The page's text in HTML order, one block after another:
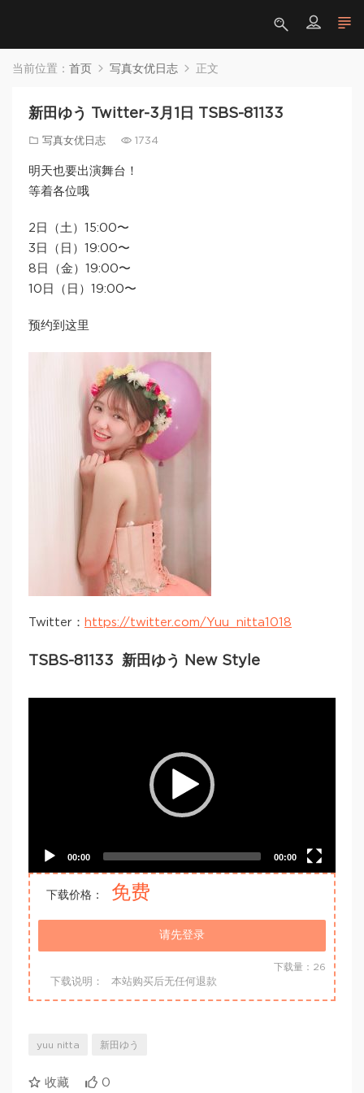
当前位置： 首页 写真女优日志 正文
新田ゆう Twitter-3月1日 TSBS-81133
写真女优日志 1734
明天也要出演舞台！
等着各位哦
2日（土）15:00〜
3日（日）19:00〜
8日（金）19:00〜
10日（日）19:00〜
预约到这里
Twitter： https://twitter.com/Yuu_nitta1018
TSBS-81133 新田ゆう New Style
00:00 00:00
下载价格： 免费
请先登录
下载量：26
下载说明： 本站购买后无任何退款
yuu nitta 新田ゆう
收藏 0